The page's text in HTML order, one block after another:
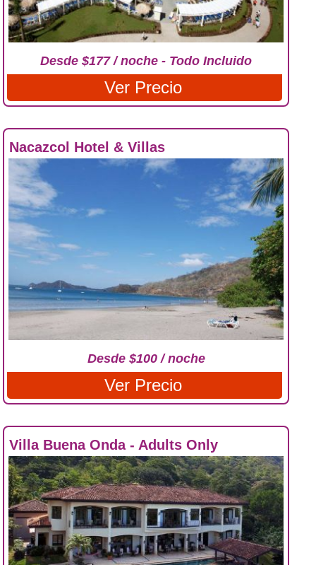
Desde $177 / noche - Todo Incluido
Ver Precio
Nacazcol Hotel & Villas
Desde $100 / noche
Ver Precio
Villa Buena Onda - Adults Only